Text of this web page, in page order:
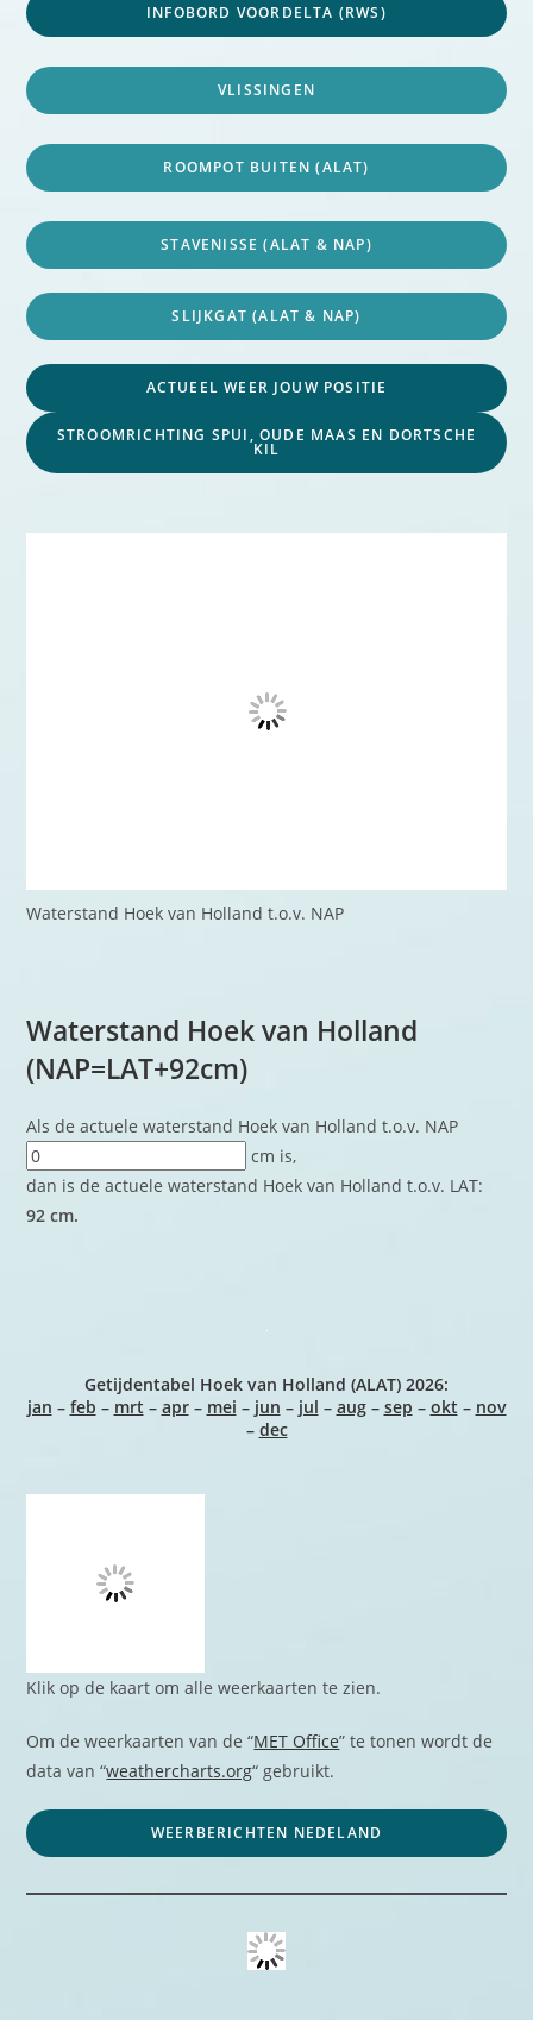
INFOBORD VOORDELTA (RWS)
VLISSINGEN
ROOMPOT BUITEN (ALAT)
STAVENISSE (ALAT & NAP)
SLIJKGAT (ALAT & NAP)
ACTUEEL WEER JOUW POSITIE
STROOMRICHTING SPUI, OUDE MAAS EN DORTSCHE
KIL
Waterstand Hoek van Holland t.o.v. NAP
Waterstand Hoek van Holland
(NAP=LAT+92cm)
​ Als de actuele waterstand Hoek van Holland t.o.v. NAP
cm is, ​
dan is de actuele waterstand Hoek van Holland t.o.v. LAT:
92 cm.
Getijdentabel Hoek van Holland (ALAT) 2026:
jan – feb – mrt – apr– mei – jun – jul – aug– sep – okt – nov
– dec
Klik op de kaart om alle weerkaarten te zien.
Om de weerkaarten van de “MET Office” te tonen wordt de
data van “weathercharts.org“ gebruikt.
WEERBERICHTEN NEDELAND